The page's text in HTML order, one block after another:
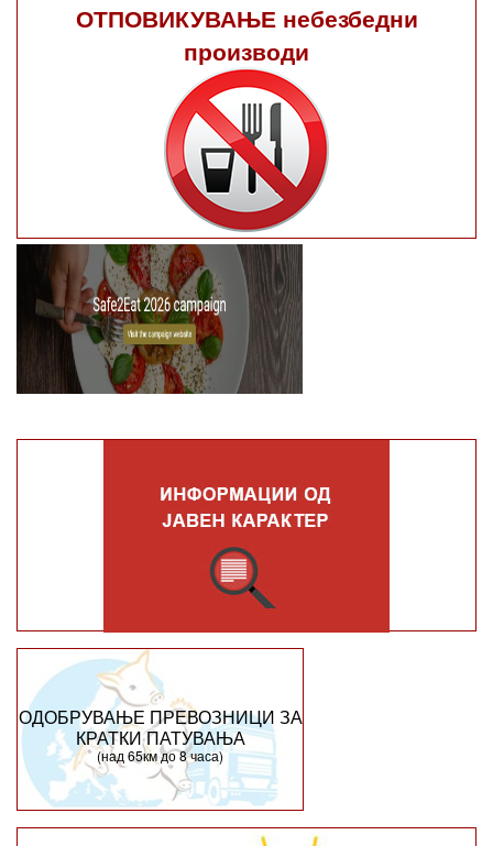
ОТПОВИКУВАЊЕ небезбедни
производи
ОДОБРУВАЊЕ ПРЕВОЗНИЦИ ЗА
КРАТКИ ПАТУВАЊА
(над 65км до 8 часа)